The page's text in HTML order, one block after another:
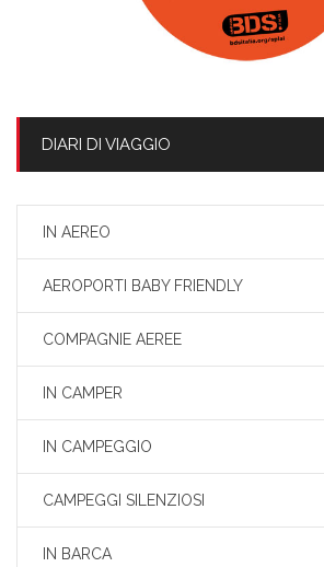
DIARI DI VIAGGIO
IN AEREO
AEROPORTI BABY FRIENDLY
COMPAGNIE AEREE
IN CAMPER
IN CAMPEGGIO
CAMPEGGI SILENZIOSI
IN BARCA